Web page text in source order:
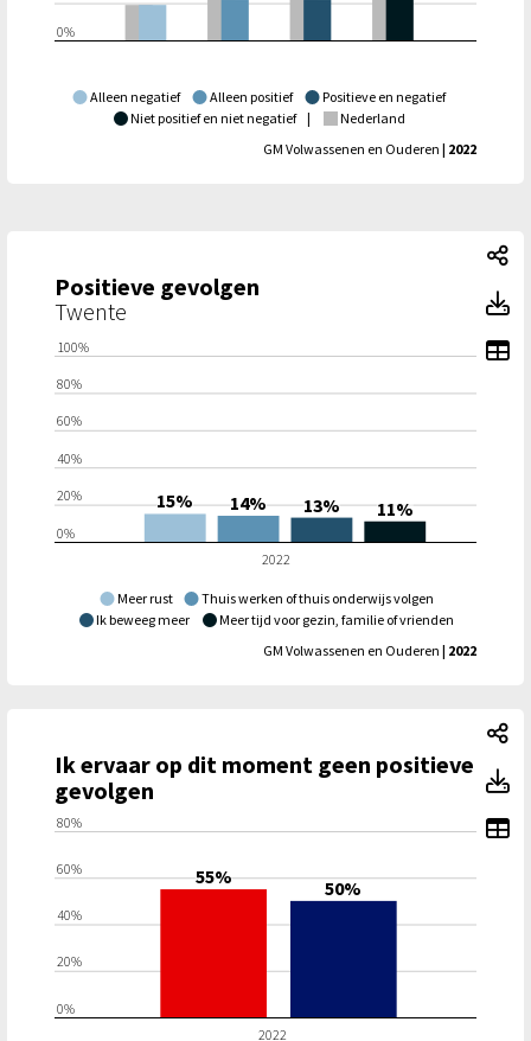
Alleen negatief Alleen positief
Positieve en negatief
Niet positief en niet negatief
Nederland
|
0%
GM Volwassenen en Ouderen | 2022
Positieve gevolgen
Twente
Meer rust
Thuis werken of thuis onderwijs volgen
Ik beweeg meer
Meer tijd voor gezin, familie of vrienden
2022
0%
20%
40%
60%
80%
100%
15% 14% 13% 11%
GM Volwassenen en Ouderen | 2022
Ik ervaar op dit moment geen positieve
gevolgen
2022
0%
20%
40%
60%
80%
55% 50%
Ik